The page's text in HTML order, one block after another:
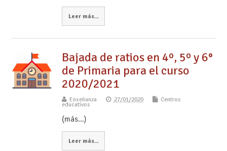
Leer más...
Bajada de ratios en 4º, 5º y 6°
de Primaria para el curso
2020/2021
Enseñanza 27/01/2020 Centros
educativos
(más…)
Leer más...